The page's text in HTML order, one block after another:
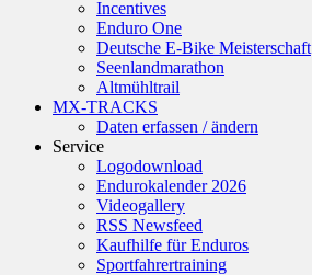
Incentives
Enduro One
Deutsche E-Bike Meisterschaft
Seenlandmarathon
Altmühltrail
MX-TRACKS
Daten erfassen / ändern
Service
Logodownload
Endurokalender 2026
Videogallery
RSS Newsfeed
Kaufhilfe für Enduros
Sportfahrertraining